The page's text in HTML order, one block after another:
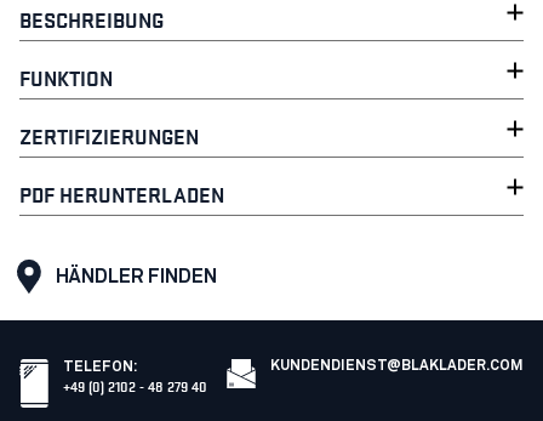
BESCHREIBUNG
FUNKTION
ZERTIFIZIERUNGEN
PDF HERUNTERLADEN
HÄNDLER FINDEN
TELEFON :
+49 (0) 2102 - 48 279 40
KUNDENDIENST@BLAKLADER.COM